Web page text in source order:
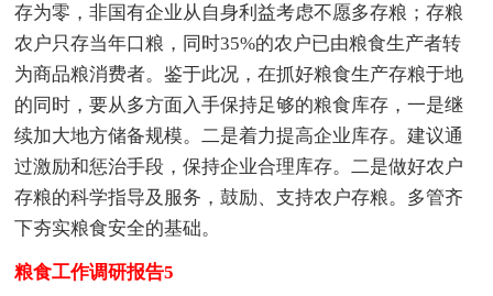
存为零，非国有企业从自身利益考虑不愿多存粮；存粮
农户只存当年口粮，同时35%的农户已由粮食生产者转
为商品粮消费者。鉴于此况，在抓好粮食生产存粮于地
的同时，要从多方面入手保持足够的粮食库存，一是继
续加大地方储备规模。二是着力提高企业库存。建议通
过激励和惩治手段，保持企业合理库存。二是做好农户
存粮的科学指导及服务，鼓励、支持农户存粮。多管齐
下夯实粮食安全的基础。
粮食工作调研报告5